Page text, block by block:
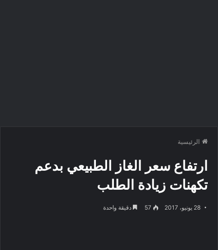
الرئيسية
ارتفاع سعر الغاز الطبيعي بدعم
تكهنات زيادة الطلب
28 يونيو، 2017 57 دقيقة واحدة